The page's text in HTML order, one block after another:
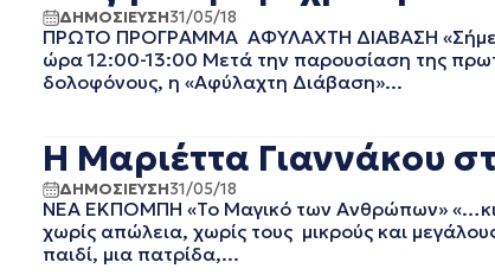
EUROVISION - EBU
EΡΤ1
EΡΤ2 ΣΠΟΡ
ΑΘΛΗΤΙΚΑ
ΓΕΝΙΚΗ
ΓΡΑΦΕΙΟ ΤΥΠΟΥ ΕΡΤ
ΚΙΝΗΜΑΤΟΓΡΑΦΙΚΕΣ
ΤΑΙΝΙΕΣ
ΝΟΕΜΒΡΙΟΣ 2025
ΟΚΤΩΒΡΙΟΣ 2025
ΣΕΠΤΕΜΒΡΙΟΣ 2025
ΙΟΥΝΙΟΣ 2025
ΑΠΡΙΛΙΟΣ 2025
ΜΑΡΤΙΟΣ 2025
ΔΗΜΟΣΙΕΥΣΗ31/05/18
ΠΡΩΤΟ ΠΡΟΓΡΑΜΜΑ ΑΦΥΛΑΧΤΗ ΔΙΑΒΑΣΗ «Σήμερα
ώρα 12:00-13:00 Μετά την παρουσίαση της
δολοφόνους, η «Αφύλαχτη Διάβαση»...
Η Μαριέττα Γιαννάκου
ΔΗΜΟΣΙΕΥΣΗ31/05/18
ΝΕΑ ΕΚΠΟΜΠΗ «Το Μαγικό των Ανθρώπων» «…κι
χωρίς απώλεια, χωρίς τους μικρούς και
παιδί, μια πατρίδα,...